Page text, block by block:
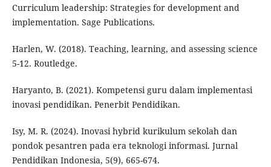
Curriculum leadership: Strategies for development and
implementation. Sage Publications.
Harlen, W. (2018). Teaching, learning, and assessing science
5-12. Routledge.
Haryanto, B. (2021). Kompetensi guru dalam implementasi
inovasi pendidikan. Penerbit Pendidikan.
Isy, M. R. (2024). Inovasi hybrid kurikulum sekolah dan
pondok pesantren pada era teknologi informasi. Jurnal
Pendidikan Indonesia, 5(9), 665-674.